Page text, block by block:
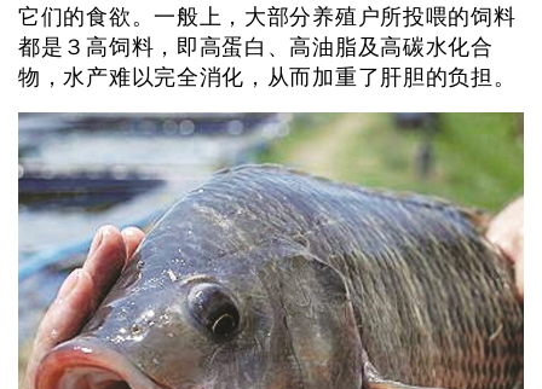
它们的食欲。一般上，大部分养殖户所投喂的饲料
都是３高饲料，即高蛋白、高油脂及高碳水化合
物，水产难以完全消化，从而加重了肝胆的负担。